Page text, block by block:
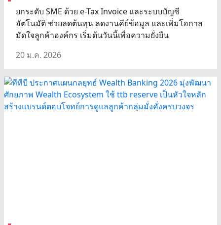
ยกระดับ SME ด้วย e-Tax Invoice และระบบบัญชี
อัตโนมัติ ช่วยลดต้นทุน ลดงานคีย์ข้อมูล และเพิ่มโอกาส
มัดใจลูกค้าองค์กร เริ่มต้นวันนี้เพื่อความยั่งยืน
20 ม.ค. 2026